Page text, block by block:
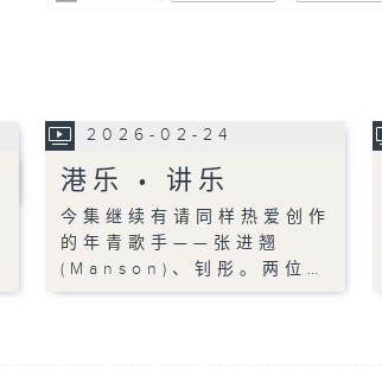
2026-02-24
港乐 • 讲乐
今集继续有请同样热爱创作
的年青歌手——张进翘
(Manson)、钊彤。两位…